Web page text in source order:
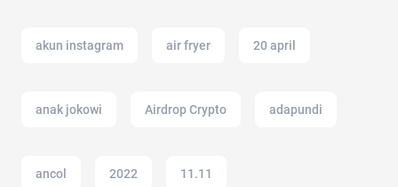
akun instagram air fryer 20 april
anak jokowi Airdrop Crypto adapundi
ancol 2022 11.11